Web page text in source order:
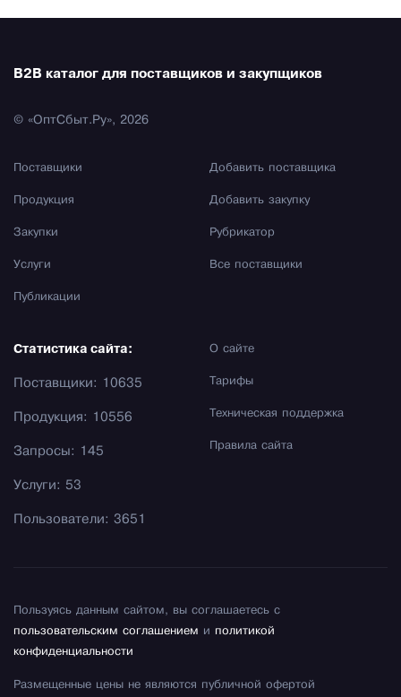
B2B каталог для поставщиков и закупщиков
© «ОптСбыт.Ру», 2026
Поставщики
Продукция
Закупки
Услуги
Публикации
Добавить поставщика
Добавить закупку
Рубрикатор
Все поставщики
О сайте
Тарифы
Техническая поддержка
Правила сайта
Статистика сайта:
Поставщики: 10635
Продукция: 10556
Запросы: 145
Услуги: 53
Пользователи: 3651
Пользуясь данным сайтом, вы соглашаетесь с
пользовательским соглашением и политикой
конфиденциальности
Размещенные цены не являются публичной офертой